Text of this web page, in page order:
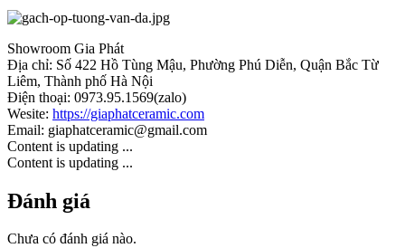
Showroom Gia Phát
Địa chỉ: Số 422 Hồ Tùng Mậu, Phường Phú Diễn, Quận Bắc Từ
Liêm, Thành phố Hà Nội
Điện thoại: 0973.95.1569(zalo)
Wesite: https://giaphatceramic.com
Email: giaphatceramic@gmail.com
Content is updating ...
Content is updating ...
Đánh giá
Chưa có đánh giá nào.